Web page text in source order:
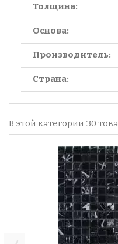
Толщина:
Основа:
Производитель:
Страна:
В этой категории 30